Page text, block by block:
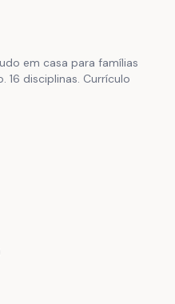
em casa para famílias
16 disciplinas. Currículo